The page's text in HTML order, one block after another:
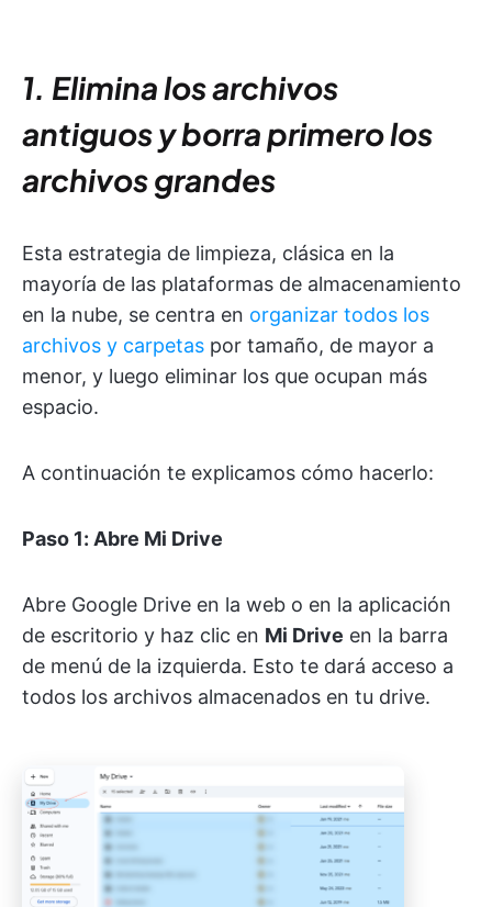
1. Elimina los archivos
antiguos y borra primero los
archivos grandes
Esta estrategia de limpieza, clásica en la
mayoría de las plataformas de almacenamiento
en la nube, se centra en organizar todos los
archivos y carpetas por tamaño, de mayor a
menor, y luego eliminar los que ocupan más
espacio.
A continuación te explicamos cómo hacerlo:
Paso 1: Abre Mi Drive
Abre Google Drive en la web o en la aplicación
de escritorio y haz clic en Mi Drive en la barra
de menú de la izquierda. Esto te dará acceso a
todos los archivos almacenados en tu drive.